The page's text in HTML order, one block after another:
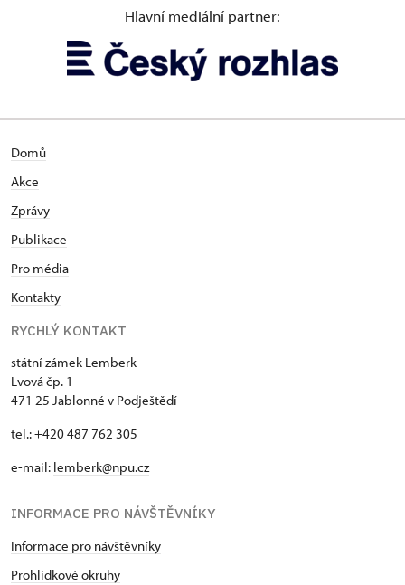
Hlavní mediální partner:
Domů
Akce
Zprávy
Publikace
Pro média
Kontakty
RYCHLÝ KONTAKT
státní zámek Lemberk
Lvová čp. 1
471 25 Jablonné v Podještědí
tel.: +420 487 762 305
e-mail: lemberk@npu.cz
INFORMACE PRO NÁVŠTĚVNÍKY
Informace pro návštěvníky
Prohlídkové okruhy